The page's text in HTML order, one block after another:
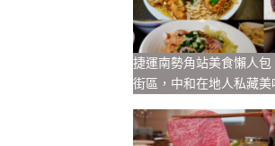
捷運南勢角站美食懶人
街區，中和在地人私藏美